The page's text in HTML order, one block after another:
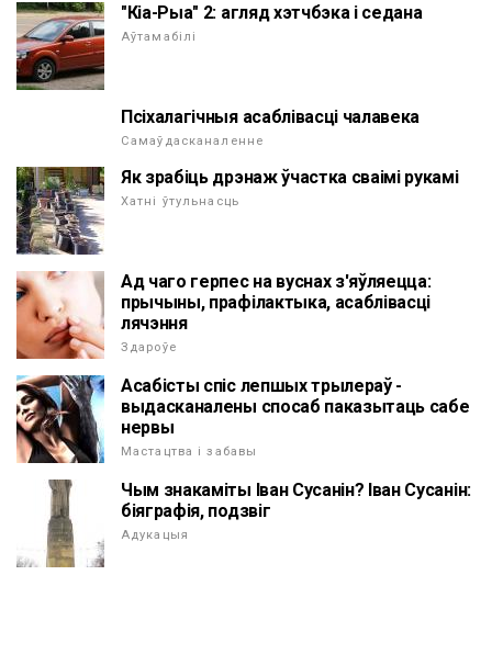
"Кіа-Рыа" 2: агляд хэтчбэка і седана
Аўтамабілі
Псіхалагічныя асаблівасці чалавека
Самаўдасканаленне
Як зрабіць дрэнаж ўчастка сваімі рукамі
Хатні ўтульнасць
Ад чаго герпес на вуснах з'яўляецца:
прычыны, прафілактыка, асаблівасці
лячэння
Здароўе
Асабісты спіс лепшых трылераў -
выдасканалены спосаб паказытаць сабе
нервы
Мастацтва і забавы
Чым знакаміты Іван Сусанін? Іван Сусанін:
біяграфія, подзвіг
Адукацыя